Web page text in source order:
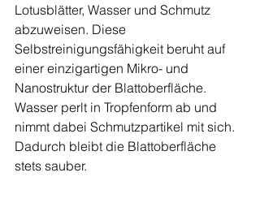
Lotusblätter, Wasser und Schmutz
abzuweisen. Diese
Selbstreinigungsfähigkeit beruht auf
einer einzigartigen Mikro- und
Nanostruktur der Blattoberfläche.
Wasser perlt in Tropfenform ab und
nimmt dabei Schmutzpartikel mit sich.
Dadurch bleibt die Blattoberfläche
stets sauber.